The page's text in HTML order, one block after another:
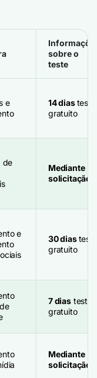
sobre o
teste
e
14 diasteste
gratuito
de
Mediante
solicitação
e
30 diasteste
gratuito
7 diasteste
gratuito
Mediante
solicitação